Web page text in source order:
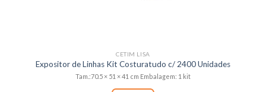
CETIM LISA
Expositor de Linhas Kit Costuratudo c/ 2400 Unidades
Tam.:70.5 × 51 × 41 cm Embalagem: 1 kit